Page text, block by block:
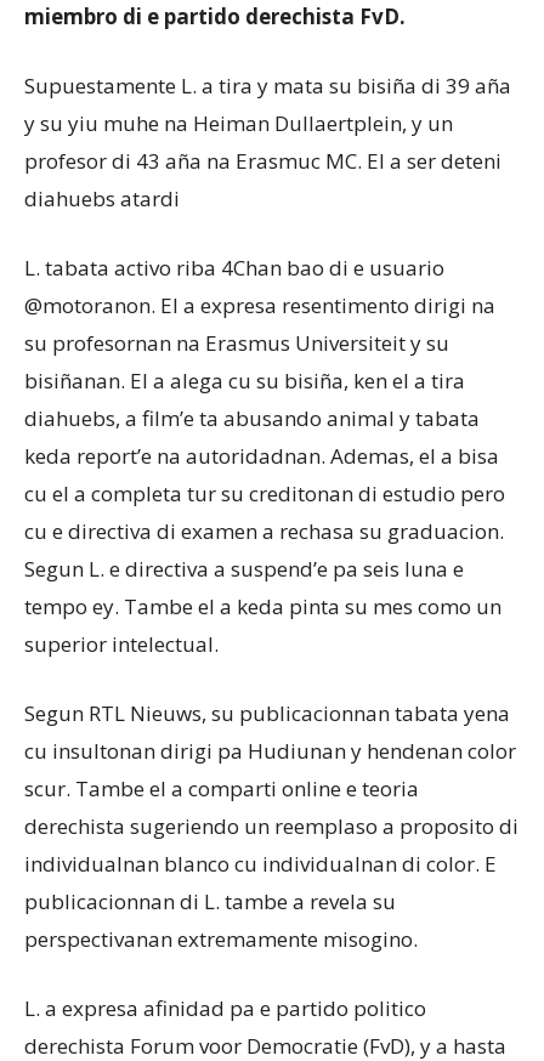
miembro di e partido derechista FvD.
Supuestamente L. a tira y mata su bisiña di 39 aña
y su yiu muhe na Heiman Dullaertplein, y un
profesor di 43 aña na Erasmuc MC. El a ser deteni
diahuebs atardi
L. tabata activo riba 4Chan bao di e usuario
@motoranon. El a expresa resentimento dirigi na
su profesornan na Erasmus Universiteit y su
bisiñanan. El a alega cu su bisiña, ken el a tira
diahuebs, a film’e ta abusando animal y tabata
keda report’e na autoridadnan. Ademas, el a bisa
cu el a completa tur su creditonan di estudio pero
cu e directiva di examen a rechasa su graduacion.
Segun L. e directiva a suspend’e pa seis luna e
tempo ey. Tambe el a keda pinta su mes como un
superior intelectual.
Segun RTL Nieuws, su publicacionnan tabata yena
cu insultonan dirigi pa Hudiunan y hendenan color
scur. Tambe el a comparti online e teoria
derechista sugeriendo un reemplaso a proposito di
individualnan blanco cu individualnan di color. E
publicacionnan di L. tambe a revela su
perspectivanan extremamente misogino.
L. a expresa afinidad pa e partido politico
derechista Forum voor Democratie (FvD), y a hasta